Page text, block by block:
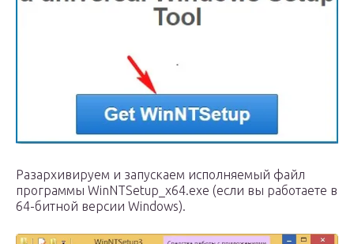
Разархивируем и запускаем исполняемый файл
программы WinNTSetup_x64.exe (если вы работаете в
64-битной версии Windows).